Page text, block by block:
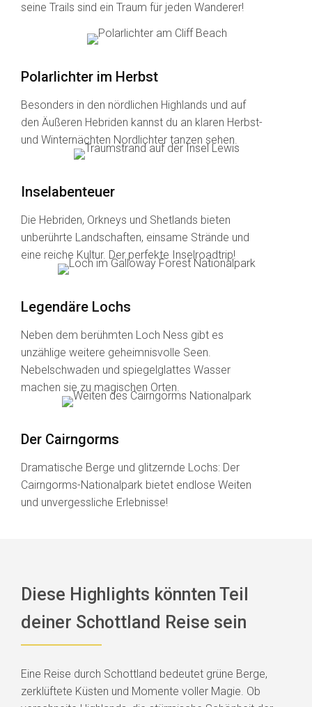
seine Trails sind ein Traum für jeden Wanderer!
Polarlichter im Herbst
Besonders in den nördlichen Highlands und auf
den Äußeren Hebriden kannst du an klaren Herbst-
und Winternächten Nordlichter tanzen sehen.
Inselabenteuer
Die Hebriden, Orkneys und Shetlands bieten
unberührte Landschaften, einsame Strände und
eine reiche Kultur. Der perfekte Inselroadtrip!
Legendäre Lochs
Neben dem berühmten Loch Ness gibt es
unzählige weitere geheimnisvolle Seen.
Nebelschwaden und spiegelglattes Wasser
machen sie zu magischen Orten.
Der Cairngorms
Dramatische Berge und glitzernde Lochs: Der
Cairngorms-Nationalpark bietet endlose Weiten
und unvergessliche Erlebnisse!
Diese Highlights könnten Teil
deiner Schottland Reise sein
Eine Reise durch Schottland bedeutet grüne Berge,
zerklüftete Küsten und Momente voller Magie. Ob